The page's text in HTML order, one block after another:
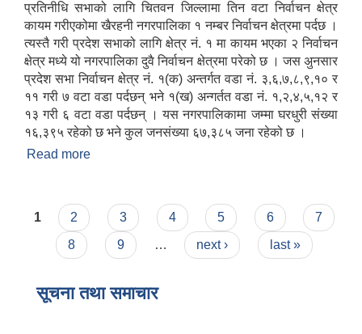
प्रतिनीधि सभाको लागि चितवन जिल्लामा तिन वटा निर्वाचन क्षेत्र
कायम गरीएकोमा खैरहनी नगरपालिका १ नम्बर निर्वाचन क्षेत्रमा पर्दछ ।
त्यस्तै गरी प्रदेश सभाको लागि क्षेत्र नं. १ मा कायम भएका २ निर्वाचन
क्षेत्र मध्ये यो नगरपालिका दुवै निर्वाचन क्षेत्रमा परेको छ । जस अुनसार
प्रदेश सभा निर्वाचन क्षेत्र नं. १(क) अन्तर्गत वडा नं. ३,६,७,८,९,१० र
११ गरी ७ वटा वडा पर्दछन् भने १(ख) अन्गर्तत वडा नं. १,२,४,५,१२ र
१३ गरी ६ वटा वडा पर्दछन् । यस नगरपालिकामा जम्मा घरधुरी संख्या
१६,३९५ रहेको छ भने कुल जनसंख्या ६७,३८५ जना रहेको छ ।
Read more
Pages
1 2 3 4 5 6
7
8
9 … next › last »
सूचना तथा समाचार